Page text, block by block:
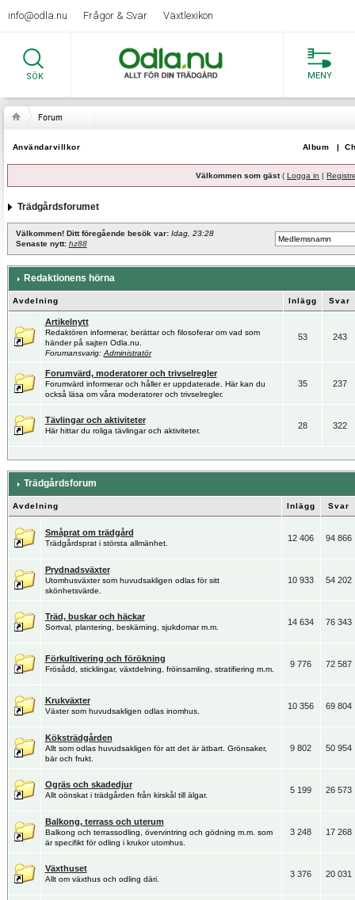
info@odla.nu Frågor & Svar Växtlexikon
SÖK MENY
Användarvillkor Album |
Välkommen som gäst( Logga in |
Trädgårdsforumet
Välkommen! Ditt föregående besök var: Idag, 23:28
Senaste nytt: hz88
Redaktionens hörna
Avdelning Inlägg Svar
Artikelnytt
Redaktören informerar, berättar och filosoferar om vad som
händer på sajten Odla.nu.
Forumansvarig: Administratör
53 243
Forumvärd, moderatorer och trivselregler
Forumvärd informerar och håller er uppdaterade. Här kan du
också läsa om våra moderatorer och trivselregler.
35 237
Tävlingar och aktiviteter
Här hittar du roliga tävlingar och aktiviteter.
28 322
Trädgårdsforum
Avdelning Inlägg Svar
Småprat om trädgård
Trädgårdsprat i största allmänhet.
12 406 94 866
Prydnadsväxter
Utomhusväxter som huvudsakligen odlas för sitt
skönhetsvärde.
10 933 54 202
Träd, buskar och häckar
Sortval, plantering, beskärning, sjukdomar m.m.
14 634 76 343
Förkultivering och förökning
Frösådd, sticklingar, växtdelning, fröinsamling, stratifiering m.m.
9 776 72 587
Krukväxter
Växter som huvudsakligen odlas inomhus.
10 356 69 804
Köksträdgården
Allt som odlas huvudsakligen för att det är ätbart. Grönsaker,
bär och frukt.
9 802 50 954
Ogräs och skadedjur
Allt oönskat i trädgården från kirskål till älgar.
5 199 26 573
Balkong, terrass och uterum
Balkong och terrassodling, övervintring och gödning m.m. som
är specifikt för odling i krukor utomhus.
3 248 17 268
Växthuset
Allt om växthus och odling däri.
3 376 20 031